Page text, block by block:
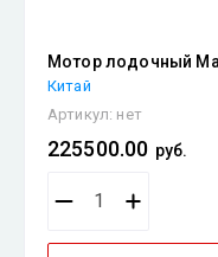
Мотор лодочный
Китай
Артикул: нет
225500.00 руб.